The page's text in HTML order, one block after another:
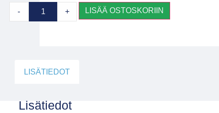
- + LISÄÄ OSTOSKORIIN
LISÄTIEDOT
Lisätiedot